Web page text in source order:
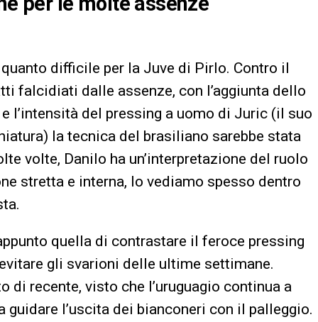
difficile per la Juve di Pirlo. Contro il
falcidiati dalle assenze, con l’aggiunta dello
l’intensità del pressing a uomo di Juric (il suo
la tecnica del brasiliano sarebbe stata
volte, Danilo ha un’interpretazione del ruolo
stretta e interna, lo vediamo spesso dentro
quella di contrastare il feroce pressing
gli svarioni delle ultime settimane.
recente, visto che l’uruguagio continua a
l’uscita dei bianconeri con il palleggio.